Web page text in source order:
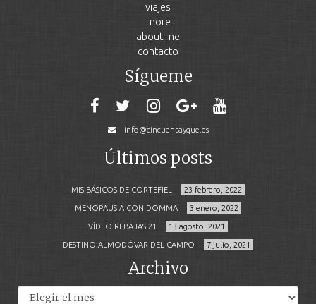
viajes
more
about me
contacto
Sígueme
info@cincuentayque.es
Últimos posts
MIS BÁSICOS DE CORTEFIEL 23 febrero, 2022
MENOPAUSIA CON DOMMA 3 enero, 2022
VÍDEO REBAJAS 21 13 agosto, 2021
DESTINO:ALMODÓVAR DEL CAMPO 7 julio, 2021
Archivo